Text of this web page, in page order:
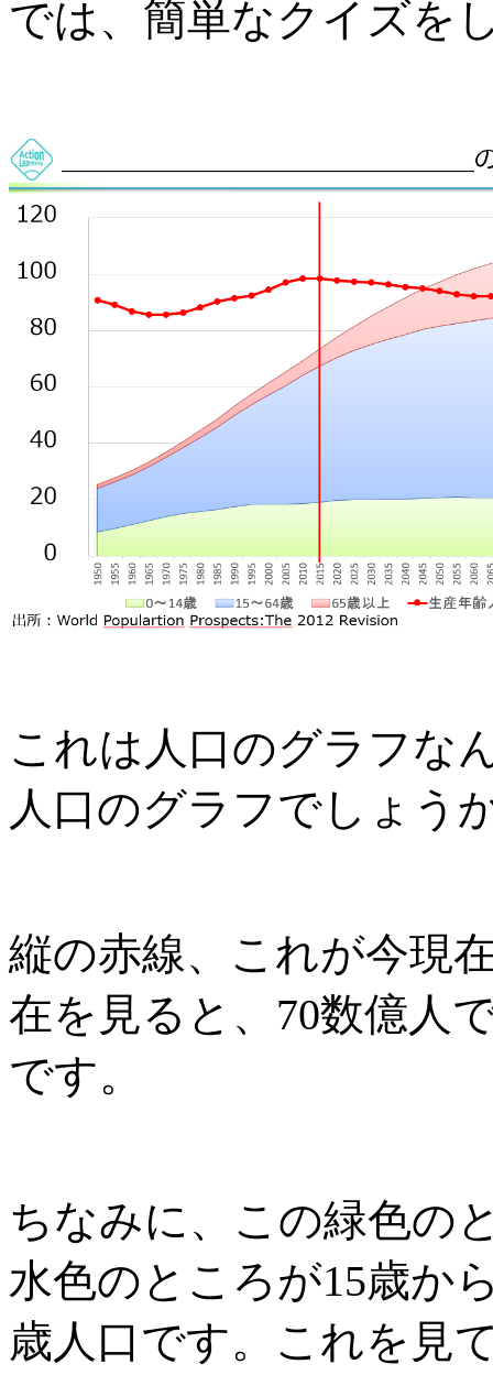
では、簡単なクイズを
これは人口のグラフな
人口のグラフでしょう
縦の赤線、これが今現
在を見ると、 70数億人
です。
ちなみに、この緑色の
水色のところが15歳か
歳人口です。これを見